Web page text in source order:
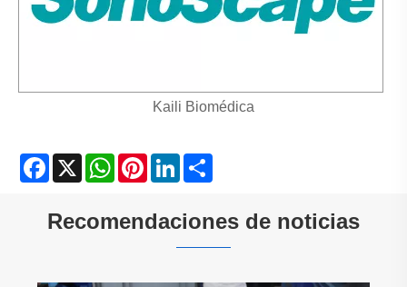
Kaili Biomédica
Facebook
X WhatsApp
PinterestLinkedIn
Recomendaciones de noticias